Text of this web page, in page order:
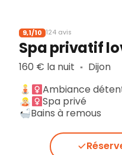
9,1/10 124 avis
Spa privatif
160 € la nuit ▪︎ Dijon
Ambiance
Spa privé
Bains à remous